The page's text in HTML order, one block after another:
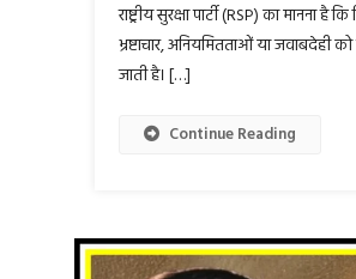
राष्ट्रीय सुरक्षा पार्टी (RSP) का मानना
भ्रष्टाचार, अनियमितताओं या जवाबदेही
जाती है। […]
Continue Reading